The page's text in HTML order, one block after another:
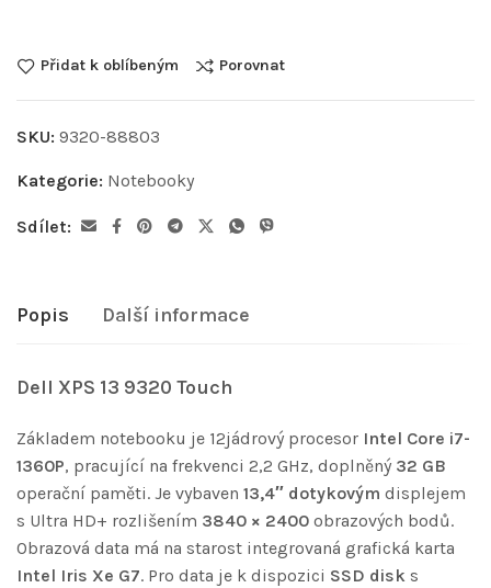
Přidat k oblíbeným Porovnat
SKU: 9320-88803
Kategorie: Notebooky
Sdílet:
Popis Další informace
Dell XPS 13 9320 Touch
Základem notebooku je 12jádrový procesor Intel Core i7-
1360P, pracující na frekvenci 2,2 GHz, doplněný 32 GB
operační paměti. Je vybaven 13,4″ dotykovým displejem
s Ultra HD+ rozlišením 3840 × 2400 obrazových bodů.
Obrazová data má na starost integrovaná grafická karta
Intel Iris Xe G7. Pro data je k dispozici SSD disk s